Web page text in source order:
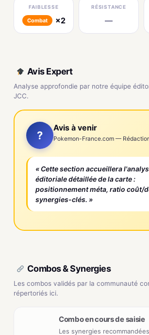
FAIBLESSE
Combat ×2
RÉSISTANCE
—
Avis Expert
Analyse approfondie par notre équipe
JCC.
?
Avis à venir
Pokemon-France.com —
« Cette section accueillera
éditoriale détaillée de la carte :
positionnement méta, ratio coût/
synergies-clés. »
Combos & Synergies
Les combos validés par la communauté
répertoriés ici.
Combo en cours de saisie
Les synergies